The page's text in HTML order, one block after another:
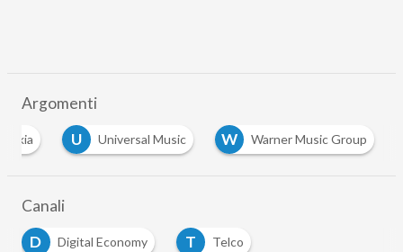
Argomenti
Nokia U Universal Music W Warner Music Group
Canali
D
Digital Economy T Telco